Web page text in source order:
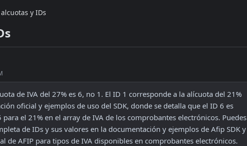
alcuotas y IDs
de IVA del 27% es 6, no 1. El ID 1 corresponde a la alícuota del 21%
oficial y ejemplos de uso del SDK, donde se detalla que el ID 6 es
para el 21% en el array de IVA de los comprobantes electrónicos. Puedes
de IDs y sus valores en la documentación y ejemplos de Afip SDK y
de AFIP para tipos de IVA disponibles en comprobantes electrónicos.